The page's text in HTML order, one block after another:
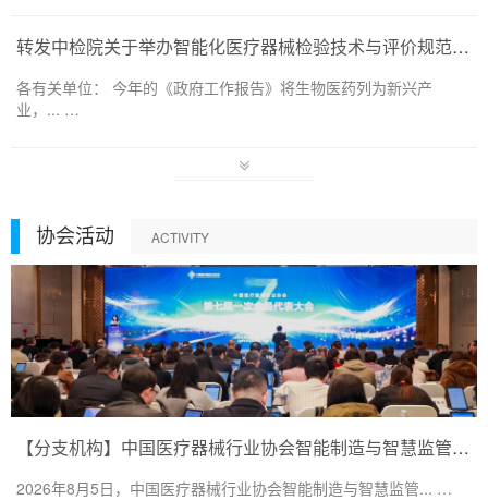
转发中检院关于举办智能化医疗器械检验技术与评价规范培训班的通知
各有关单位： 今年的《政府工作报告》将生物医药列为新兴产
业，... …
协会活动 ACTIVITY
【分支机构】中国医疗器械行业协会智能制造与智慧监管分会换届会议暨第二届一次委员大会圆满召开
2026年8月5日，中国医疗器械行业协会智能制造与智慧监管... …